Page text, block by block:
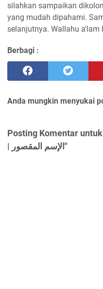
silahkan sampaikan
yang mudah dipahami.
selanjutnya. Wallahu a'lam
Berbagi :
Anda mungkin menyukai
Posting Komentar
| الإسم المقصور"